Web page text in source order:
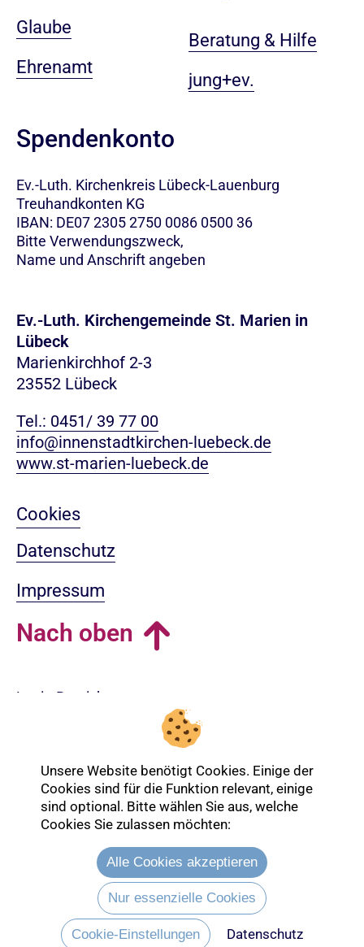
Glaube
Ehrenamt
Beratung & Hilfe
jung+ev.
Spendenkonto
Ev.-Luth. Kirchenkreis Lübeck-Lauenburg
Treuhandkonten KG
IBAN: DE07 2305 2750 0086 0500 36
Bitte Verwendungszweck,
Name und Anschrift angeben
Ev.-Luth. Kirchengemeinde St. Marien in
Lübeck
Marienkirchhof 2-3
23552 Lübeck
Tel.: 0451/ 39 77 00
info@innenstadtkirchen-luebeck.de
www.st-marien-luebeck.de
Cookies
Datenschutz
Impressum
Nach oben
Login-Bereich
Entdecken Sie mehr über die Ev.
Unsere Website benötigt Cookies. Einige der
Cookies sind für die Funktion relevant, einige
sind optional. Bitte wählen Sie aus, welche
Cookies Sie zulassen möchten:
Alle Cookies akzeptieren
Nur essenzielle Cookies
Cookie-Einstellungen Datenschutz